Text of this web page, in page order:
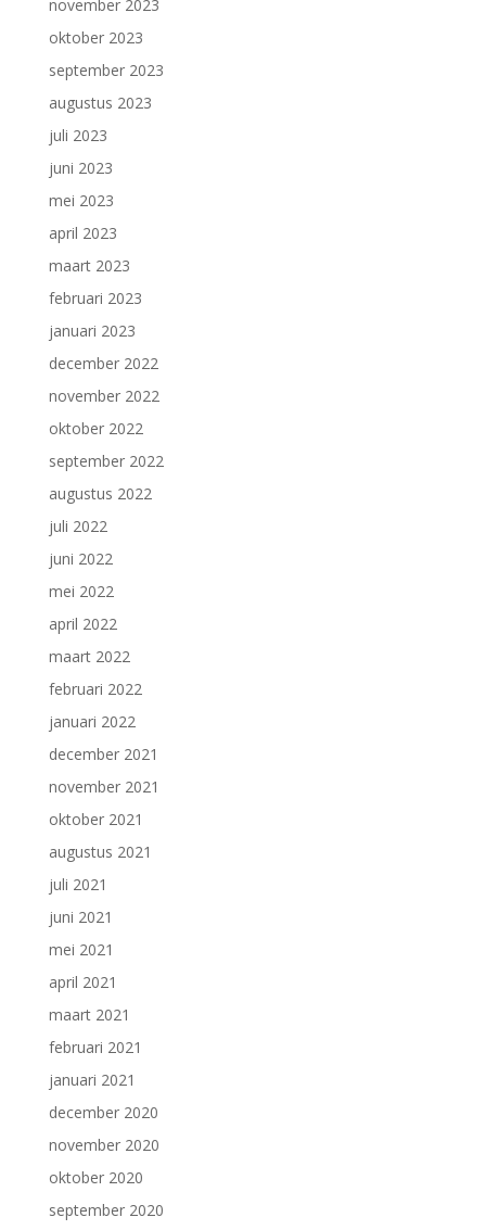
november 2023
oktober 2023
september 2023
augustus 2023
juli 2023
juni 2023
mei 2023
april 2023
maart 2023
februari 2023
januari 2023
december 2022
november 2022
oktober 2022
september 2022
augustus 2022
juli 2022
juni 2022
mei 2022
april 2022
maart 2022
februari 2022
januari 2022
december 2021
november 2021
oktober 2021
augustus 2021
juli 2021
juni 2021
mei 2021
april 2021
maart 2021
februari 2021
januari 2021
december 2020
november 2020
oktober 2020
september 2020